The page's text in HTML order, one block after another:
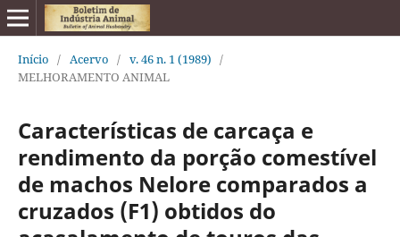
Início / Acervo / v. 46 n. 1 (1989) /
MELHORAMENTO ANIMAL
Características de carcaça e
rendimento da porção comestível
de machos Nelore comparados a
cruzados (F1) obtidos do